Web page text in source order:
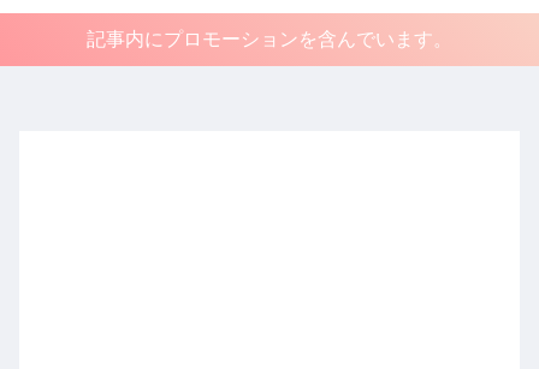
記事内にプロモーションを含んでいます。